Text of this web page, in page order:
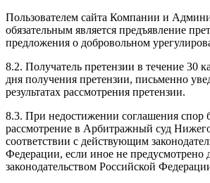
Пользователем сайта Компании и
обязательным является предъявление
предложения о добровольном
8.2. Получатель претензии в течение 30
дня получения претензии, письменно
результатах рассмотрения претензии.
8.3. При недостижении соглашения спор
рассмотрение в Арбитражный суд
соответствии с действующим
Федерации, если иное не
законодательством Российской